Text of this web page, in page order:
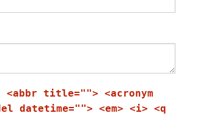
title=""> <acronym
datetime=""> <em> <i> <q